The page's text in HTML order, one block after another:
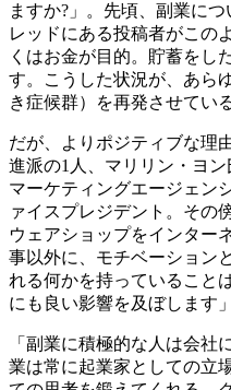
ますか?」。先頃、副業に
レッドにある投稿者がこの
くはお金が目的。貯蓄をし
す。こうした状況が、あら
き症候群）を再発させている
だが、よりポジティブな理
進派の1人、マリリン・ヨン
マーケティングエージェン
ァイスプレジデント。その
ウェアショップをインター
事以外に、モチベーション
れる何かを持っていること
にも良い影響を及ぼします」
「副業に積極的な人は会社
業は常に起業家としての立